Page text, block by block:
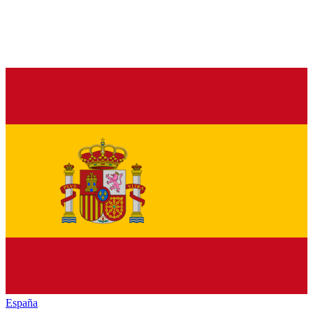
España